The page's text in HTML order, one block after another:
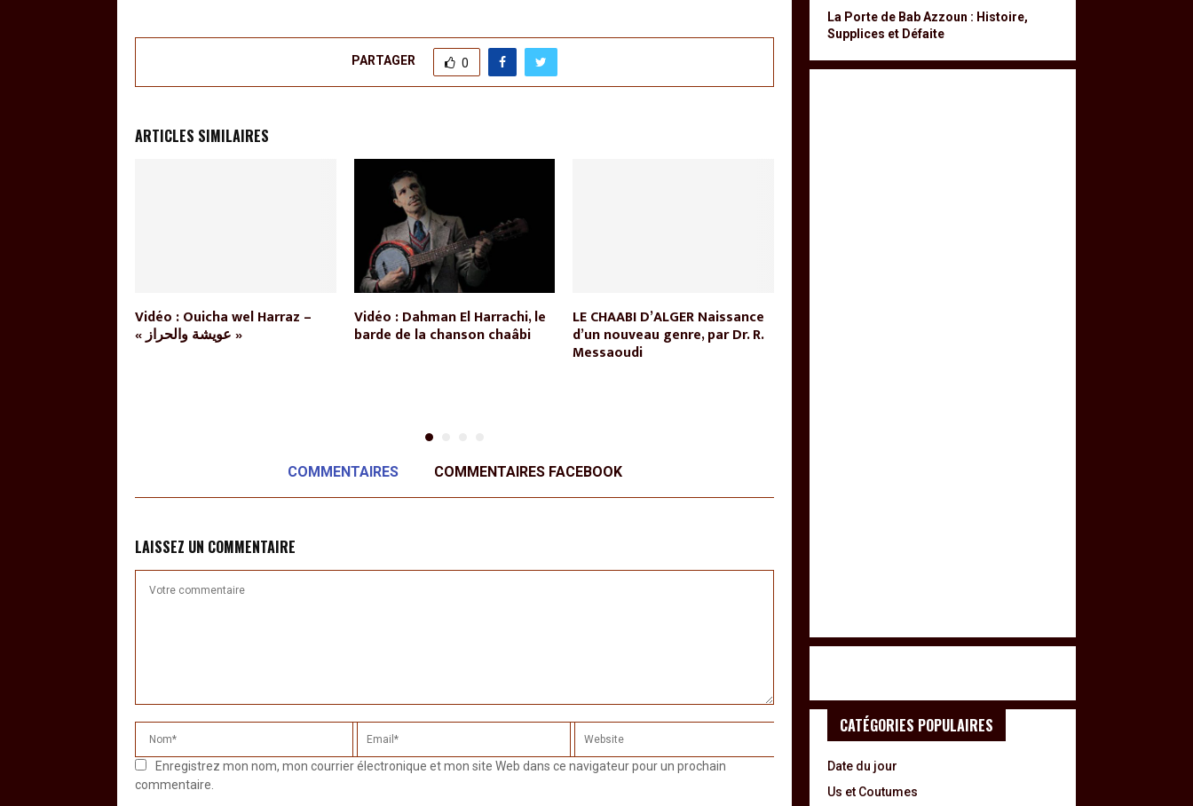
PARTAGER 0
ARTICLES SIMILAIRES
Vidéo : Ouicha wel Harraz –
« عويشة والحراز »
Vidéo : Dahman El Harrachi, le
barde de la chanson chaâbi
LE CHAABI D’ALGER Naissance
d’un nouveau genre, par Dr. R.
Messaoudi
COMMENTAIRES COMMENTAIRES FACEBOOK
LAISSEZ UN COMMENTAIRE
Enregistrez mon nom, mon courrier électronique et mon site Web dans ce navigateur pour un prochain
commentaire.
La Porte de Bab Azzoun : Histoire,
Supplices et Défaite
CATÉGORIES POPULAIRES
Date du jour
Us et Coutumes